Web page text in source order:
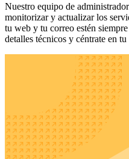
Nuestro equipo de
monitorizar y actualizar los
tu web y tu correo estén
detalles técnicos y céntrate en